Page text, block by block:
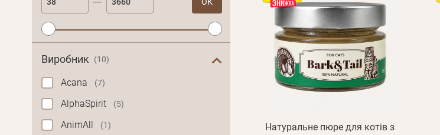
Виробник (10)
Acana (7)
AlphaSpirit (5)
AnimAll (1)
Натуральне пюре для котів з